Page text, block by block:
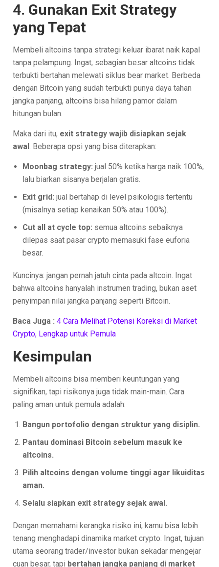
4. Gunakan Exit Strategy
yang Tepat
Membeli altcoins tanpa strategi keluar ibarat naik kapal
tanpa pelampung. Ingat, sebagian besar altcoins tidak
terbukti bertahan melewati siklus bear market. Berbeda
dengan Bitcoin yang sudah terbukti punya daya tahan
jangka panjang, altcoins bisa hilang pamor dalam
hitungan bulan.
Maka dari itu, exit strategy wajib disiapkan sejak
awal . Beberapa opsi yang bisa diterapkan:
Moonbag strategy: jual 50% ketika harga naik 100%,
lalu biarkan sisanya berjalan gratis.
Exit grid: jual bertahap di level psikologis tertentu
(misalnya setiap kenaikan 50% atau 100%).
Cut all at cycle top: semua altcoins sebaiknya
dilepas saat pasar crypto memasuki fase euforia
besar.
Kuncinya: jangan pernah jatuh cinta pada altcoin. Ingat
bahwa altcoins hanyalah instrumen trading, bukan aset
penyimpan nilai jangka panjang seperti Bitcoin.
Baca Juga :4 Cara Melihat Potensi Koreksi di Market
Crypto, Lengkap untuk Pemula
Kesimpulan
Membeli altcoins bisa memberi keuntungan yang
signifikan, tapi risikonya juga tidak main-main. Cara
paling aman untuk pemula adalah:
Bangun portofolio dengan struktur yang disiplin.
Pantau dominasi Bitcoin sebelum masuk ke
altcoins.
Pilih altcoins dengan volume tinggi agar likuiditas
aman.
Selalu siapkan exit strategy sejak awal.
Dengan memahami kerangka risiko ini, kamu bisa lebih
tenang menghadapi dinamika market crypto. Ingat, tujuan
utama seorang trader/investor bukan sekadar mengejar
cuan besar, tapi bertahan jangka panjang di market